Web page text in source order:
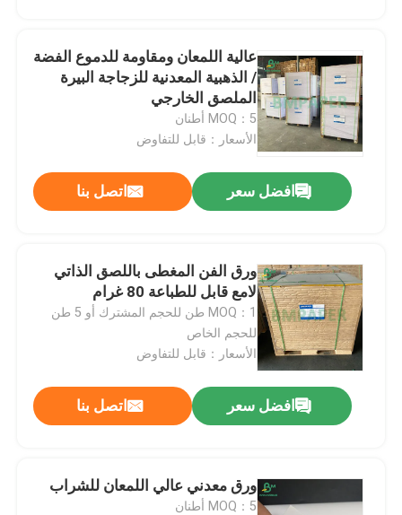
لفة ورق حراري
ورق أوفست غير مصقول
ورق الكوب الورقي
ورق غير مصقول Woodfree
ورق حريري لامع
عالية اللمعان ومقاومة للدموع الفضة
/ الذهبية المعدنية للزجاجة البيرة
الملصق الخارجي
MOQ：5 أطنان
الأسعار：قابل للتفاوض
افضل سعر اتصل بنا
ورق الفن المغطى باللصق الذاتي
لامع قابل للطباعة 80 غرام
MOQ：1 طن للحجم المشترك أو 5 طن
للحجم الخاص
الأسعار：قابل للتفاوض
افضل سعر اتصل بنا
ورق معدني عالي اللمعان للشراب
MOQ：5 أطنان